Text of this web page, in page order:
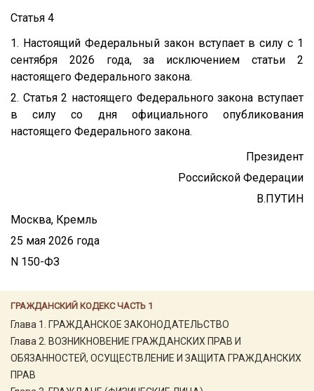
ГРАЖДАНСКИЙ КОДЕКС ЧАСТЬ 1
Глава 1. ГРАЖДАНСКОЕ ЗАКОНОДАТЕЛЬСТВО
Глава 2. ВОЗНИКНОВЕНИЕ ГРАЖДАНСКИХ ПРАВ И
ОБЯЗАННОСТЕЙ, ОСУЩЕСТВЛЕНИЕ И ЗАЩИТА ГРАЖДАНСКИХ
ПРАВ
Статья 4
1. Настоящий Федеральный закон вступает в силу с 1
сентября 2026 года, за исключением статьи 2
настоящего Федерального закона.
2. Статья 2 настоящего Федерального закона вступает
в силу со дня официального опубликования
настоящего Федерального закона.
Президент
Российской Федерации
В.ПУТИН
Москва, Кремль
25 мая 2026 года
N 150-ФЗ